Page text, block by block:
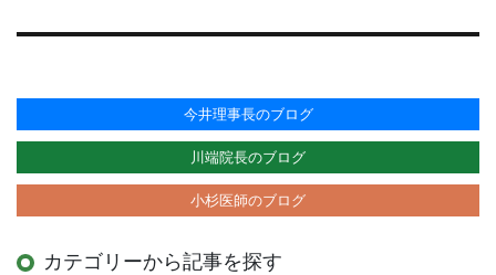
今井理事長のブログ
川端院長のブログ
小杉医師のブログ
カテゴリーから記事を探す